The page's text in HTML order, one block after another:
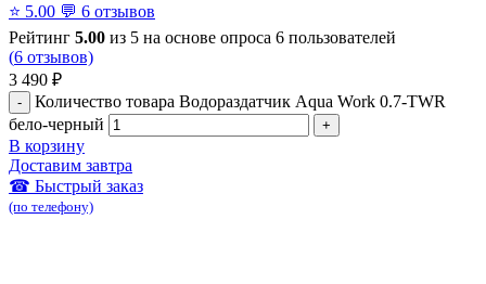
⭐ 5.00 💬 6 отзывов
Рейтинг 5.00 из 5 на основе опроса 6 пользователей
(6 отзывов)
3 490 ₽
Количество товара Водораздатчик Aqua Work 0.7-TWR
бело-черный
В корзину
Доставим завтра
☎ Быстрый заказ
(по телефону)